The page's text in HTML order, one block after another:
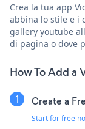
Crea la tua app
abbina lo stile e i
gallery youtube
di pagina o dove
How To Add a
Create a
Start for free